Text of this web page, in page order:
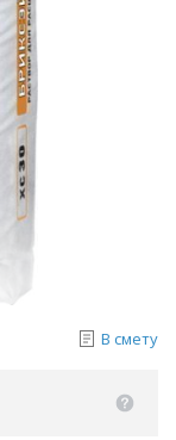
В смету